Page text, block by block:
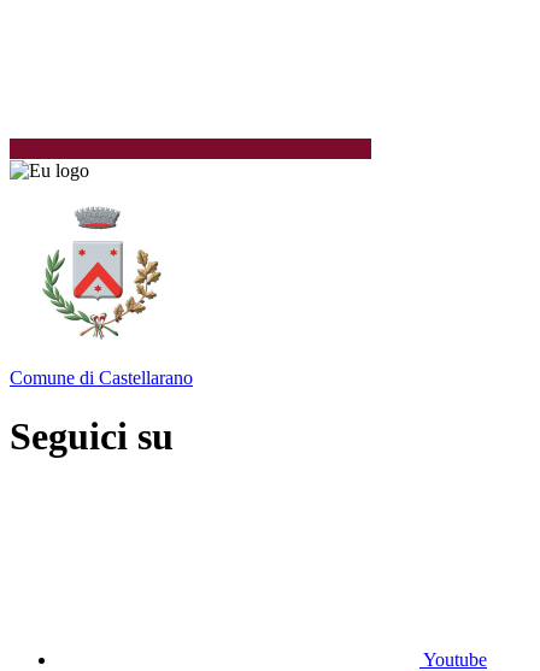
Comune di Castellarano
Seguici su
Youtube